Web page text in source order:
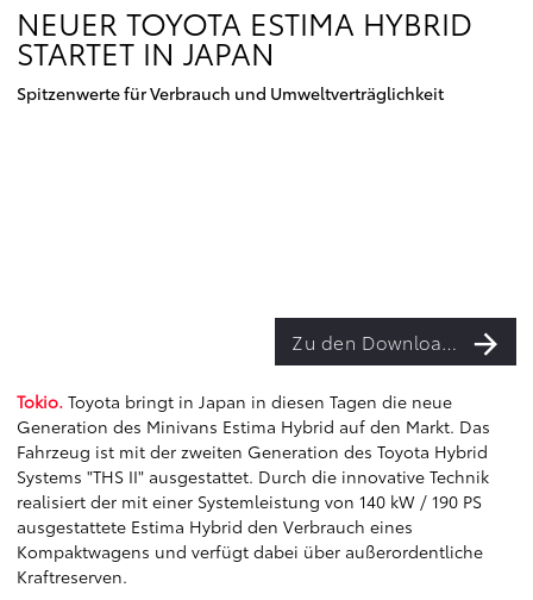
NEUER TOYOTA ESTIMA HYBRID
STARTET IN JAPAN
Spitzenwerte für Verbrauch und Umweltverträglichkeit
Zu den Downloads
Tokio. Toyota bringt in Japan in diesen Tagen die neue
Generation des Minivans Estima Hybrid auf den Markt. Das
Fahrzeug ist mit der zweiten Generation des Toyota Hybrid
Systems "THS II" ausgestattet. Durch die innovative Technik
realisiert der mit einer Systemleistung von 140 kW / 190 PS
ausgestattete Estima Hybrid den Verbrauch eines
Kompaktwagens und verfügt dabei über außerordentliche
Kraftreserven.